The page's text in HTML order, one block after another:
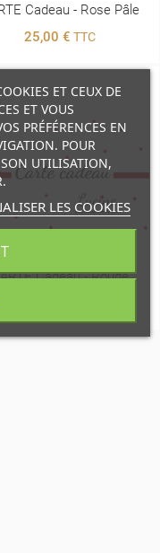
Cadeau - Rose Pâle
25,00 € TTC
Cadeau - Rouge
ET CEUX DE
ET VOUS
PRÉFÉRENCES EN
POUR
UTILISATION,
LES COOKIES